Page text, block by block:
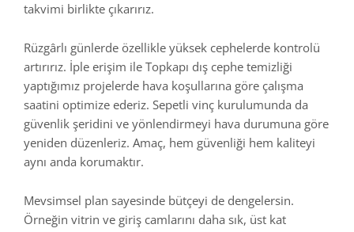
takvimi birlikte çıkarırız.
Rüzgârlı günlerde özellikle yüksek cephelerde kontrolü
artırırız. İple erişim ile Topkapı dış cephe temizliği
yaptığımız projelerde hava koşullarına göre çalışma
saatini optimize ederiz. Sepetli vinç kurulumunda da
güvenlik şeridini ve yönlendirmeyi hava durumuna göre
yeniden düzenleriz. Amaç, hem güvenliği hem kaliteyi
aynı anda korumaktır.
Mevsimsel plan sayesinde bütçeyi de dengelersin.
Örneğin vitrin ve giriş camlarını daha sık, üst kat